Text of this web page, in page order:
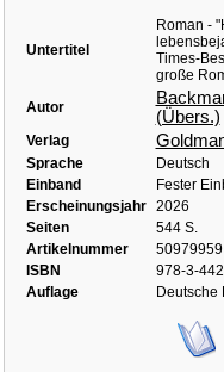
Untertitel
Roman -
Times-
große
Autor
(Übers.)
Verlag
Sprache
Deutsch
Einband
Fester
Erscheinungsjahr
2026
Seiten
544 S.
Artikelnummer
50979959
ISBN
978-3-
Auflage
Deutsche